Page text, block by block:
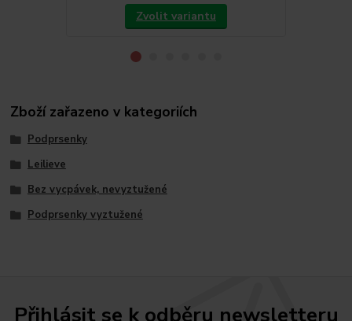
Zvolit variantu
Zboží zařazeno v kategoriích
Podprsenky
Leilieve
Bez vycpávek, nevyztužené
Podprsenky vyztužené
Přihlásit se k odběru newsletteru